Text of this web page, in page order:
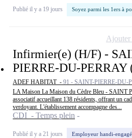
Publié il y a 19 jours Soyez parmi les 1ers à
Infirmier(e) (H/F) -
PIERRE-DU-PERRAY
ADEF HABITAT - 91 - SAINT-PIERRE-DU-
LA Maison La Maison du Cèdre Bleu - SAINT
associatif accueillant 138 résidents, offrant un
verdoyant. L'établissement accompagne des...
CDI - Temps plein
Publié il y a 21 jours Employeur handi-engagé
Ajouter